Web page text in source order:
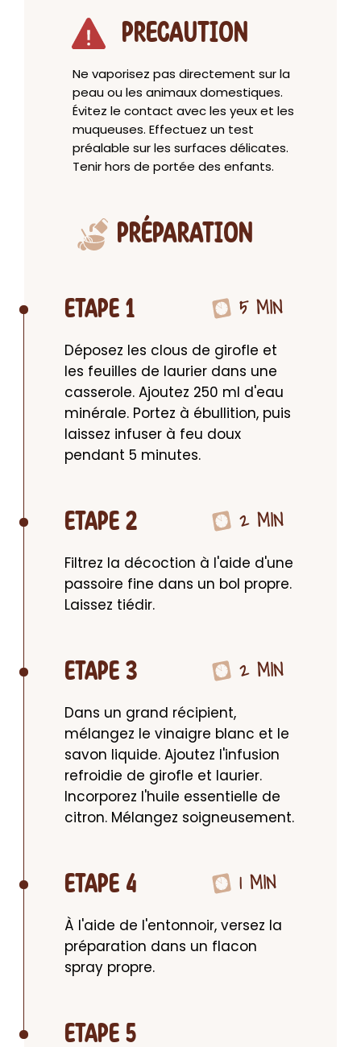
PRECAUTION
Ne vaporisez pas directement sur la
peau ou les animaux domestiques.
Évitez le contact avec les yeux et les
muqueuses. Effectuez un test
préalable sur les surfaces délicates.
Tenir hors de portée des enfants.
PRÉPARATION
ETAPE 1 5 MIN
Déposez les clous de girofle et
les feuilles de laurier dans une
casserole. Ajoutez 250 ml d'eau
minérale. Portez à ébullition, puis
laissez infuser à feu doux
pendant 5 minutes.
ETAPE 2 2 MIN
Filtrez la décoction à l'aide d'une
passoire fine dans un bol propre.
Laissez tiédir.
ETAPE 3 2 MIN
Dans un grand récipient,
mélangez le vinaigre blanc et le
savon liquide. Ajoutez l'infusion
refroidie de girofle et laurier.
Incorporez l'huile essentielle de
citron. Mélangez soigneusement.
ETAPE 4 1 MIN
À l'aide de l'entonnoir, versez la
préparation dans un flacon
spray propre.
ETAPE 5